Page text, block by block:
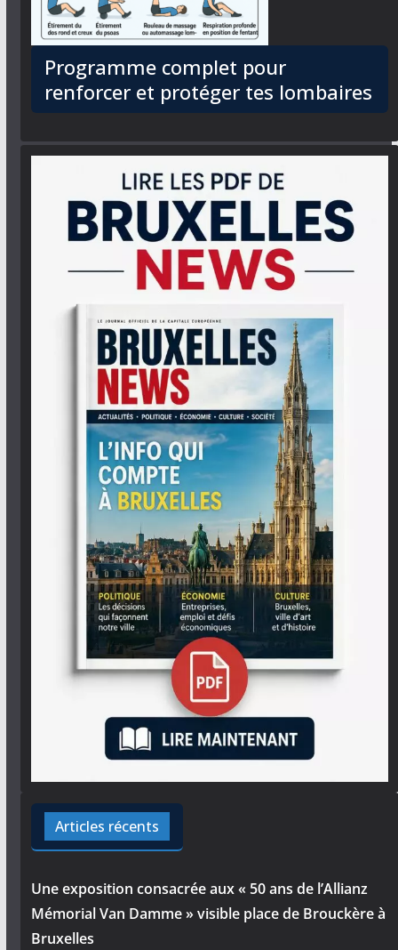
Programme complet pour
renforcer et protéger tes lombaires
Articles récents
Une exposition consacrée aux « 50 ans de l’Allianz
Mémorial Van Damme » visible place de Brouckère à
Bruxelles